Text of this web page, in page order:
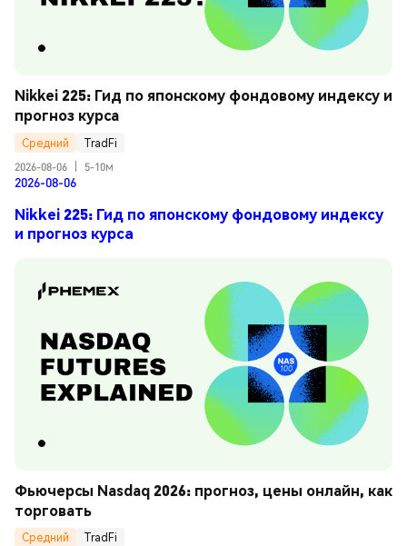
Nikkei 225: Гид по японскому фондовому индексу и
прогноз курса
Средний
TradFi
2026-08-06
5-10м
2026-08-06
Nikkei 225: Гид по японскому фондовому индексу
и прогноз курса
Фьючерсы Nasdaq 2026: прогноз, цены онлайн, как
торговать
Средний
TradFi